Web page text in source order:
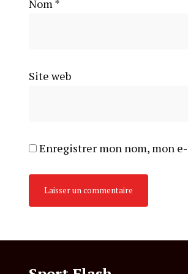
Nom*
Site web
Enregistrer mon nom, mon